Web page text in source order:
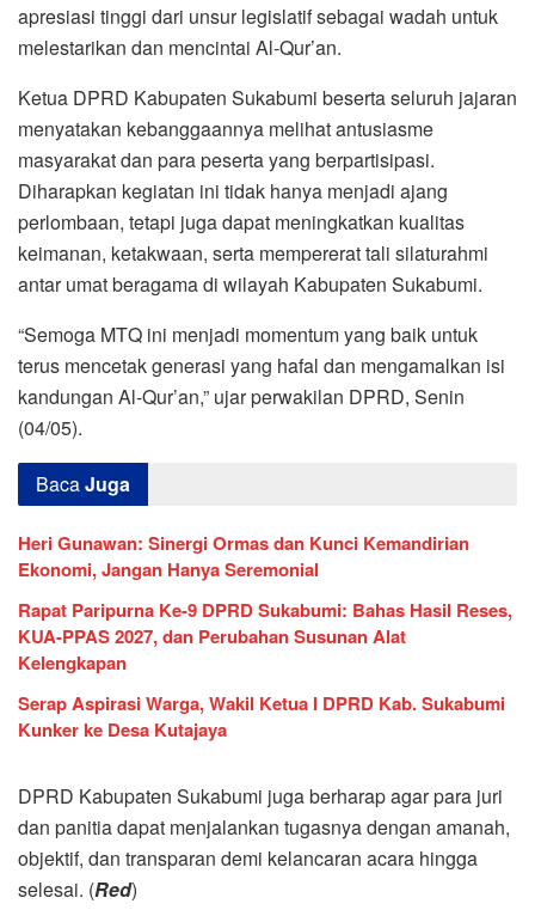
apresiasi tinggi dari unsur legislatif sebagai wadah untuk
melestarikan dan mencintai Al-Qur’an.
Ketua DPRD Kabupaten Sukabumi beserta seluruh jajaran
menyatakan kebanggaannya melihat antusiasme
masyarakat dan para peserta yang berpartisipasi.
Diharapkan kegiatan ini tidak hanya menjadi ajang
perlombaan, tetapi juga dapat meningkatkan kualitas
keimanan, ketakwaan, serta mempererat tali silaturahmi
antar umat beragama di wilayah Kabupaten Sukabumi.
“Semoga MTQ ini menjadi momentum yang baik untuk
terus mencetak generasi yang hafal dan mengamalkan isi
kandungan Al-Qur’an,” ujar perwakilan DPRD, Senin
(04/05).
BacaJuga
Heri Gunawan: Sinergi Ormas dan Kunci Kemandirian
Ekonomi, Jangan Hanya Seremonial
Rapat Paripurna Ke-9 DPRD Sukabumi: Bahas Hasil Reses,
KUA-PPAS 2027, dan Perubahan Susunan Alat
Kelengkapan
Serap Aspirasi Warga, Wakil Ketua I DPRD Kab. Sukabumi
Kunker ke Desa Kutajaya
DPRD Kabupaten Sukabumi juga berharap agar para juri
dan panitia dapat menjalankan tugasnya dengan amanah,
objektif, dan transparan demi kelancaran acara hingga
selesai. (Red)